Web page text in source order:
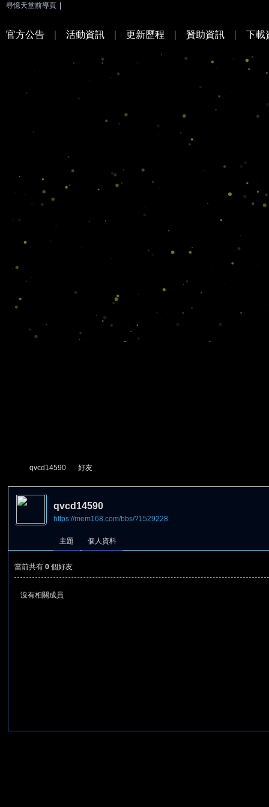
尋憶天堂前導頁
qvcd14590
›
好友
qvcd14590
https://mem168.com/bbs/?1529228
主題 個人資料
當前共有 0個好友
沒有相關成員